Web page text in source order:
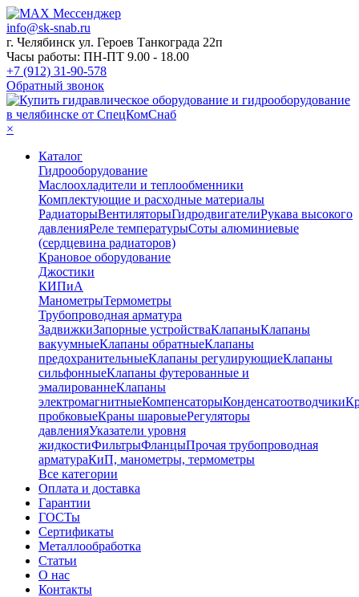
info@sk-snab.ru
г. Челябинск ул. Героев Танкограда 22п
Часы работы: ПН-ПТ 9.00 - 18.00
+7 (912) 31-90-578
Обратный звонок
×
Каталог
Гидрооборудование
Маслоохладители и теплообменники
Комплектующие и расходные материалы
РадиаторыВентиляторыГидродвигателиРукава высокого
давленияРеле температурыСоты алюминиевые
(сердцевина радиаторов)
Крановое оборудование
Джостики
КИПиА
МанометрыТермометры
Трубопроводная арматура
ЗадвижкиЗапорные устройстваКлапаныКлапаны
вакуумныеКлапаны обратныеКлапаны
предохранительныеКлапаны регулирующиеКлапаны
сильфонныеКлапаны футерованные и
эмалированнеКлапаны
электромагнитныеКомпенсаторыКонденсатоотводчики
пробковыеКраны шаровыеРегуляторы
давленияУказатели уровня
жидкостиФильтрыФланцыПрочая трубопроводная
арматураКиП, манометры, термометры
Все категории
Оплата и доставка
Гарантии
ГОСТы
Сертификаты
Металлообработка
Статьи
О нас
Контакты